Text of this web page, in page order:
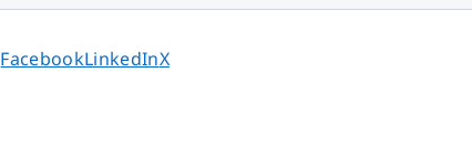
Dela sidan på
FacebookDela sidan på
LinkedInDela sidan på
X